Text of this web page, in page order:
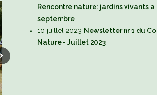
Rencontre nature: jardins vivants a
septembre
10 juillet 2023 Newsletter nr 1 du
Nature - Juillet 2023